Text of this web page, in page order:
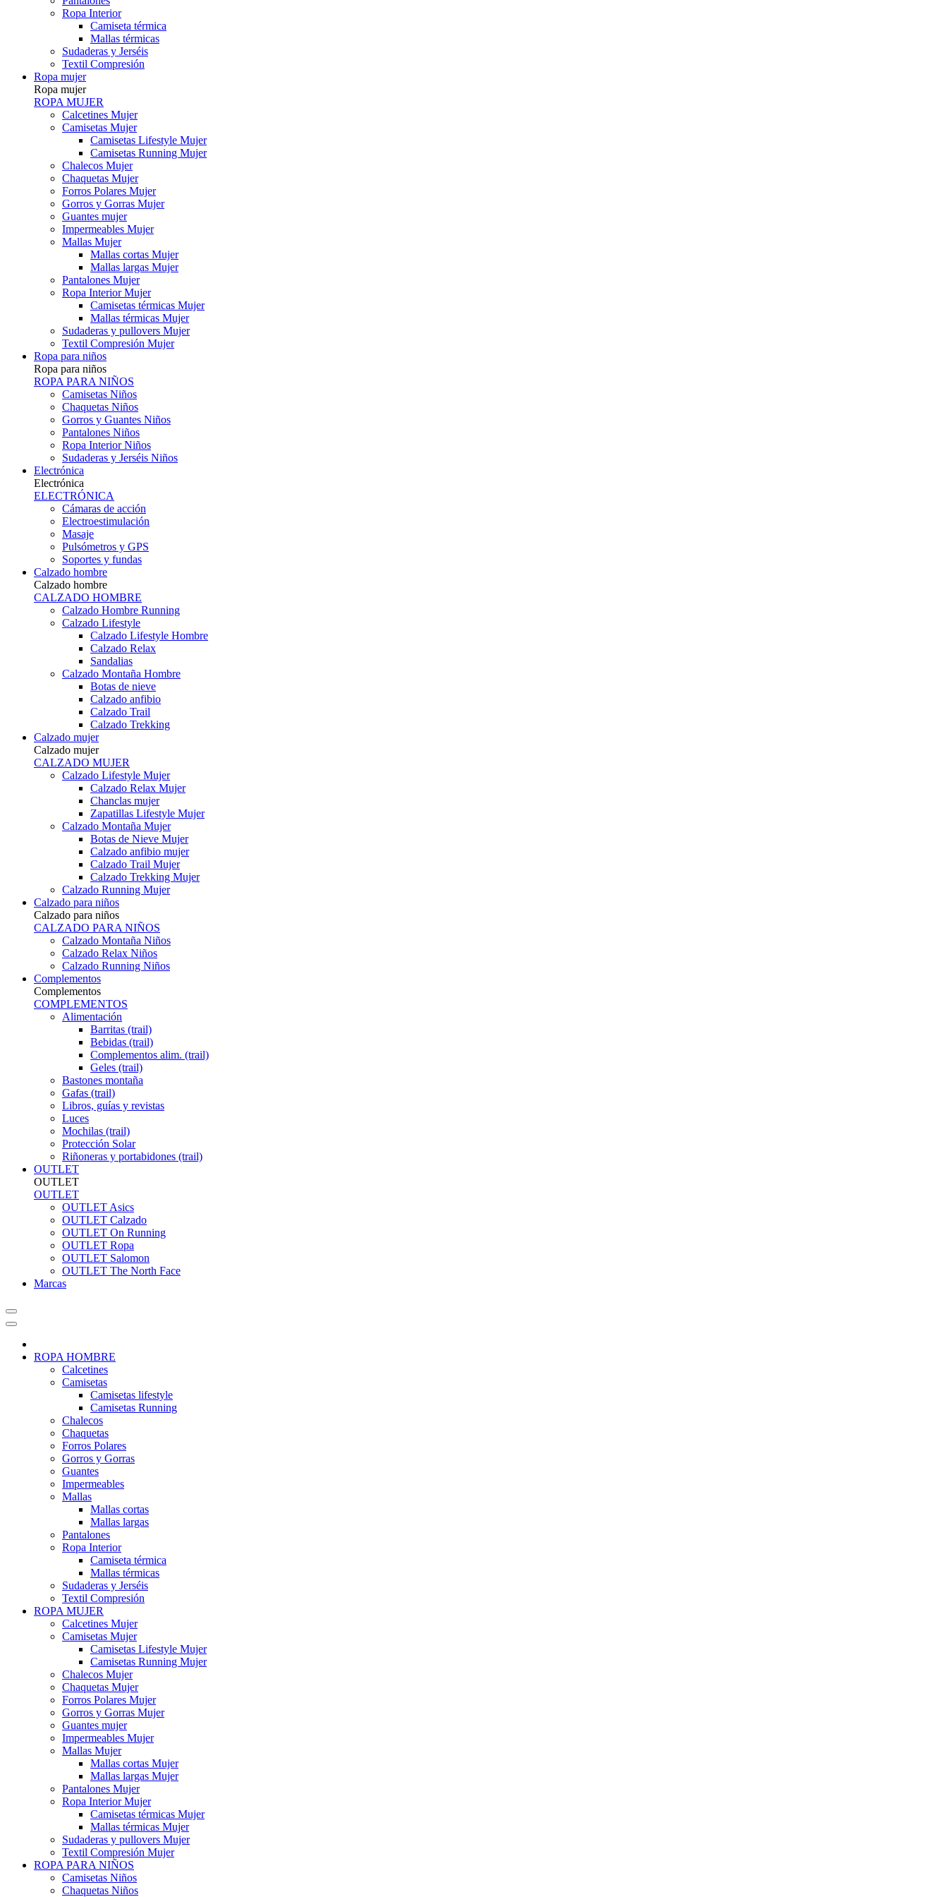
Ropa Interior
Camiseta térmica
Mallas térmicas
Sudaderas y Jerséis
Textil Compresión
Ropa mujer
Ropa mujer
ROPA MUJER
Calcetines Mujer
Camisetas Mujer
Camisetas Lifestyle Mujer
Camisetas Running Mujer
Chalecos Mujer
Chaquetas Mujer
Forros Polares Mujer
Gorros y Gorras Mujer
Guantes mujer
Impermeables Mujer
Mallas Mujer
Mallas cortas Mujer
Mallas largas Mujer
Pantalones Mujer
Ropa Interior Mujer
Camisetas térmicas Mujer
Mallas térmicas Mujer
Sudaderas y pullovers Mujer
Textil Compresión Mujer
Ropa para niños
Ropa para niños
ROPA PARA NIÑOS
Camisetas Niños
Chaquetas Niños
Gorros y Guantes Niños
Pantalones Niños
Ropa Interior Niños
Sudaderas y Jerséis Niños
Electrónica
Electrónica
ELECTRÓNICA
Cámaras de acción
Electroestimulación
Masaje
Pulsómetros y GPS
Soportes y fundas
Calzado hombre
Calzado hombre
CALZADO HOMBRE
Calzado Hombre Running
Calzado Lifestyle
Calzado Lifestyle Hombre
Calzado Relax
Sandalias
Calzado Montaña Hombre
Botas de nieve
Calzado anfibio
Calzado Trail
Calzado Trekking
Calzado mujer
Calzado mujer
CALZADO MUJER
Calzado Lifestyle Mujer
Calzado Relax Mujer
Chanclas mujer
Zapatillas Lifestyle Mujer
Calzado Montaña Mujer
Botas de Nieve Mujer
Calzado anfibio mujer
Calzado Trail Mujer
Calzado Trekking Mujer
Calzado Running Mujer
Calzado para niños
Calzado para niños
CALZADO PARA NIÑOS
Calzado Montaña Niños
Calzado Relax Niños
Calzado Running Niños
Complementos
Complementos
COMPLEMENTOS
Alimentación
Barritas (trail)
Bebidas (trail)
Complementos alim. (trail)
Geles (trail)
Bastones montaña
Gafas (trail)
Libros, guías y revistas
Luces
Mochilas (trail)
Protección Solar
Riñoneras y portabidones (trail)
OUTLET
OUTLET
OUTLET
OUTLET Asics
OUTLET Calzado
OUTLET On Running
OUTLET Ropa
OUTLET Salomon
OUTLET The North Face
Marcas
ROPA HOMBRE
Calcetines
Camisetas
Camisetas lifestyle
Camisetas Running
Chalecos
Chaquetas
Forros Polares
Gorros y Gorras
Guantes
Impermeables
Mallas
Mallas cortas
Mallas largas
Pantalones
Ropa Interior
Camiseta térmica
Mallas térmicas
Sudaderas y Jerséis
Textil Compresión
ROPA MUJER
Calcetines Mujer
Camisetas Mujer
Camisetas Lifestyle Mujer
Camisetas Running Mujer
Chalecos Mujer
Chaquetas Mujer
Forros Polares Mujer
Gorros y Gorras Mujer
Guantes mujer
Impermeables Mujer
Mallas Mujer
Mallas cortas Mujer
Mallas largas Mujer
Pantalones Mujer
Ropa Interior Mujer
Camisetas térmicas Mujer
Mallas térmicas Mujer
Sudaderas y pullovers Mujer
Textil Compresión Mujer
ROPA PARA NIÑOS
Camisetas Niños
Chaquetas Niños